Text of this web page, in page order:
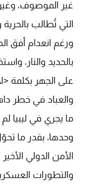
غير الموصوف،
التي تُطالب
ورغم انعدام أفق
بالحديد والنار،
على الجهر بكلمة
والعباد في خطر
ما يجري في ليبيا
وحدها، بقدر ما
الأمن الدولي الأخير
والتطورات